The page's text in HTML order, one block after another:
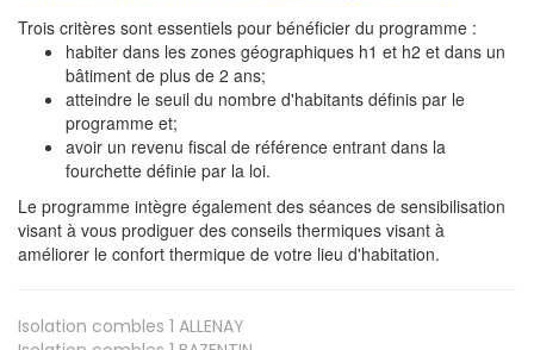
Trois critères sont essentiels pour bénéficier du programme :
habiter dans les zones géographiques h1 et h2 et dans un
bâtiment de plus de 2 ans;
atteindre le seuil du nombre d'habitants définis par le
programme et;
avoir un revenu fiscal de référence entrant dans la
fourchette définie par la loi.
Le programme intègre également des séances de sensibilisation
visant à vous prodiguer des conseils thermiques visant à
améliorer le confort thermique de votre lieu d'habitation.
Isolation combles 1 ALLENAY